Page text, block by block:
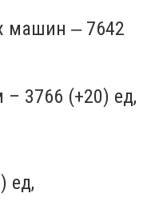
машин ‒ 7642
– 3766 (+20) ед,
ед,